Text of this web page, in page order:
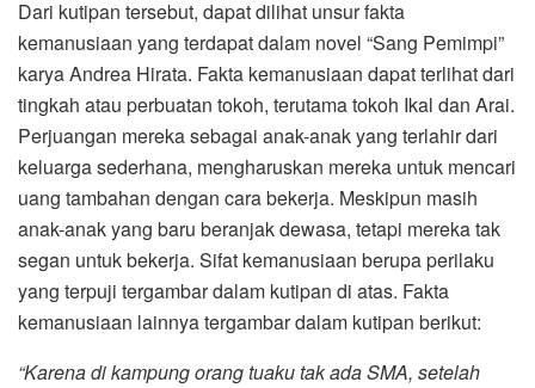
Dari kutipan tersebut, dapat dilihat unsur fakta
kemanusiaan yang terdapat dalam novel “Sang Pemimpi”
karya Andrea Hirata. Fakta kemanusiaan dapat terlihat dari
tingkah atau perbuatan tokoh, terutama tokoh Ikal dan Arai.
Perjuangan mereka sebagai anak-anak yang terlahir dari
keluarga sederhana, mengharuskan mereka untuk mencari
uang tambahan dengan cara bekerja. Meskipun masih
anak-anak yang baru beranjak dewasa, tetapi mereka tak
segan untuk bekerja. Sifat kemanusiaan berupa perilaku
yang terpuji tergambar dalam kutipan di atas. Fakta
kemanusiaan lainnya tergambar dalam kutipan berikut:
“Karena di kampung orang tuaku tak ada SMA, setelah